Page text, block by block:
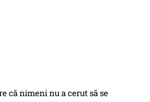
că nimeni nu a cerut să se